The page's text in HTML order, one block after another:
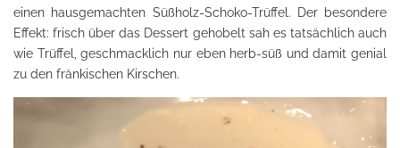
einen hausgemachten Süßholz-Schoko-Trüffel. Der besondere
Effekt: frisch über das Dessert gehobelt sah es tatsächlich auch
wie Trüffel, geschmacklich nur eben herb-süß und damit genial
zu den fränkischen Kirschen.